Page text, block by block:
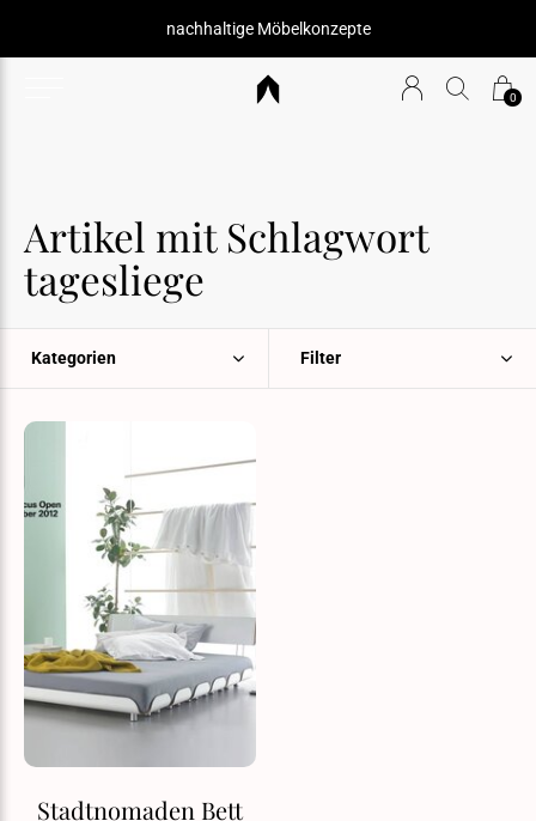
0
nachhaltige Möbelkonzepte
Artikel mit Schlagwort
tagesliege
Kategorien Filter
Stadtnomaden Bett